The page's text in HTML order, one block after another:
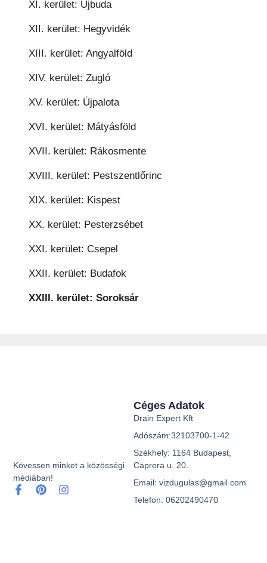
XI. kerület: Újbuda
XII. kerület: Hegyvidék
XIII. kerület: Angyalföld
XIV. kerület: Zugló
XV. kerület: Újpalota
XVI. kerület: Mátyásföld
XVII. kerület: Rákosmente
XVIII. kerület: Pestszentlőrinc
XIX. kerület: Kispest
XX. kerület: Pesterzsébet
XXI. kerület: Csepel
XXII. kerület: Budafok
XXIII. kerület: Soroksár
Kövessen minket a közösségi
médiában!
Céges Adatok
Drain Expert Kft
Adószám:32103700-1-42
Székhely: 1164 Budapest,
Caprera u. 20.
Email: vizdugulas@gmail.com
Telefon: 06202490470